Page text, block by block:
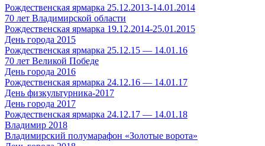
Рождественская ярмарка 25.12.2013-14.01.2014
70 лет Владимирской области
Рождественская ярмарка 19.12.2014-25.01.2015
День города 2015
Рождественская ярмарка 25.12.15 — 14.01.16
70 лет Великой Победе
День города 2016
Рождественская ярмарка 24.12.16 — 14.01.17
День физкультурника-2017
День города 2017
Рождественская ярмарка 24.12.17 — 14.01.18
Владимир 2018
Владимирский полумарафон «Золотые ворота»